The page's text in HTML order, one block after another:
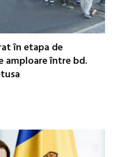
în etapa de
amploare între bd.